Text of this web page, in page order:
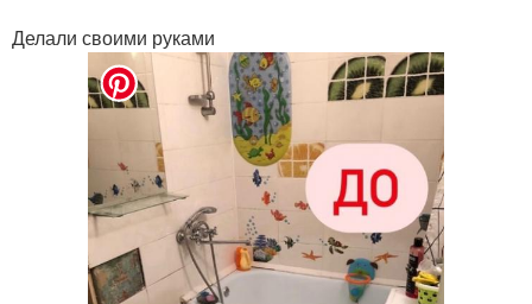
Делали своими руками